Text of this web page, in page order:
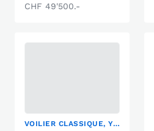
CHF 49'500.-
VOILIER CLASSIQUE, YACHT HAUTURIER, YACHT À VOILE